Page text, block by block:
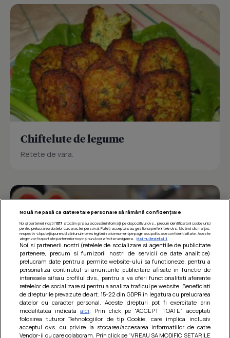
Chiftelute de legume
Retete de vara.
Barcute din vinete cu arpagic rosu
Un deliciu usor de preparat!
Nouă ne pasă ca datele tale personale să rămână confidențiale
Noi și partenerii noștri 1017 stocăm și/sau accesăm informații pe dispozitivul dvs., precum identificatorii cookie unici
pentru prelucrarea datelor cu caracter personal. Puteți accepta sau gestiona preferințele dvs. făcând clic mai jos,
respectiv vă puteți opune utilizării unui interes legitim în orice moment pe pagina cu politica de confidențialitate. Aceste
alegeri vor fi raportate partenerilor noștri și nu vă vor afecta navigarea.
Mai multe detalii
Noi si partenerii nostri (retelele de socializare si agentiile de publicitate
partenere, precum si furnizorii nostri de servicii de date analitice)
prelucram date pentru a permite website-ului sa functioneze, pentru a
personaliza continutul si anunturile publicitare afisate in functie de
interesele si/sau profilul dvs., pentru a va oferi functionalitati aferente
retelelor de socializare si pentru a analiza traficul pe website. Beneficiati
de drepturile prevazute de art. 15-22 din GDPR in legatura cu prelucrarea
datelor cu caracter personal. Aceste drepturi pot fi exercitate prin
modalitatea indicataaici . Prin click pe “ACCEPT TOATE”, acceptati
folosirea tuturor Tehnologiilor de tip Cookie, care implica inclusiv
acceptul dvs. cu privire la stocarea/accesarea informatiilor de catre
Vendor-ii cu care colaboram. Prin click pe “VREAU SA MODIFIC SETARILE